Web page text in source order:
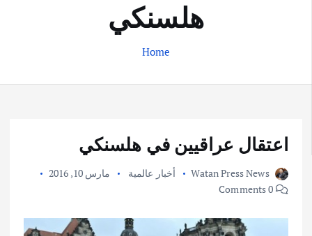
هلسنكي
Home
اعتقال عراقيين في هلسنكي
Watan Press News أخبار عالمية
مارس 10, 2016